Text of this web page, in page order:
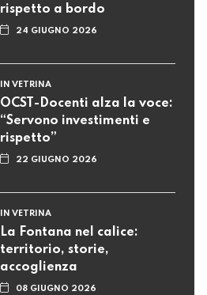
rispetto a bordo
24 GIUGNO 2026
IN VETRINA
OCST-Docenti alza la voce:
“Servono investimenti e
rispetto”
22 GIUGNO 2026
IN VETRINA
La Fontana nel calice:
territorio, storie,
accoglienza
08 GIUGNO 2026